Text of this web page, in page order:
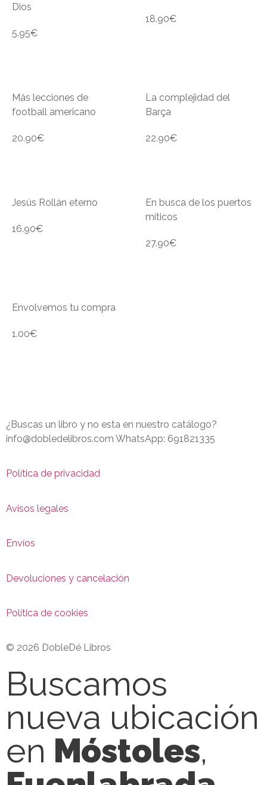
Dios
5.95€
18.90€
Más lecciones de
football americano
20.90€
La complejidad del
Barça
22.90€
Jesús Rollán eterno
16.90€
En busca de los puertos
míticos
27.90€
Envolvemos tu compra
1.00€
¿Buscas un libro y no esta en nuestro catálogo?
info@dobledelibros.com WhatsApp: 691821335
Política de privacidad
Avisos legales
Envíos
Devoluciones y cancelación
Política de cookies
© 2026 DobleDé Libros
Buscamos
nueva ubicación
en Móstoles,